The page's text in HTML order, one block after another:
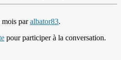
mois paralbator83.
pour participer à la conversation.